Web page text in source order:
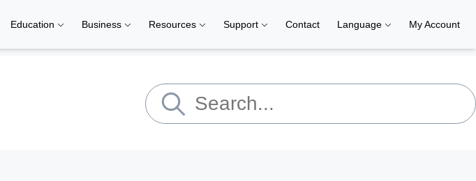
Education Business Resources Support Contact Language My Account